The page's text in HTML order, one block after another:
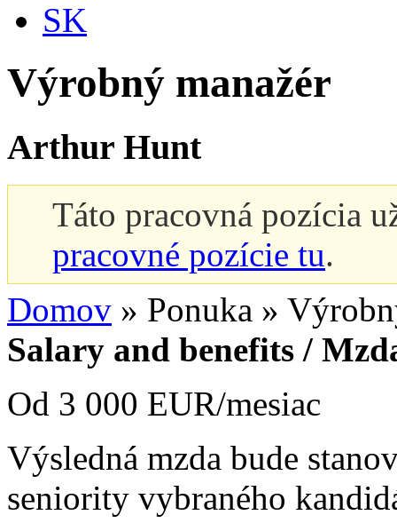
SK
Výrobný manažér
Arthur Hunt
Správa s upozornením
Táto pracovná pozícia
pracovné pozície tu.
Domov » Ponuka »
Salary and benefits /
Od 3 000 EUR/mesiac
Výsledná mzda bude
seniority vybraného